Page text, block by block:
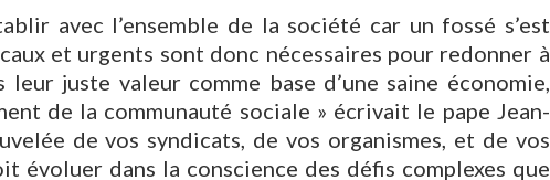
avec l’ensemble de la société car un fossé s’est
et urgents sont donc nécessaires pour redonner à
juste valeur comme base d’une saine économie,
de la communauté sociale » écrivait le pape Jean-
de vos syndicats, de vos organismes, et de vos
évoluer dans la conscience des défis complexes que